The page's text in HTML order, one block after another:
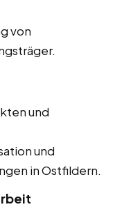
von
und
und
in Ostfildern.